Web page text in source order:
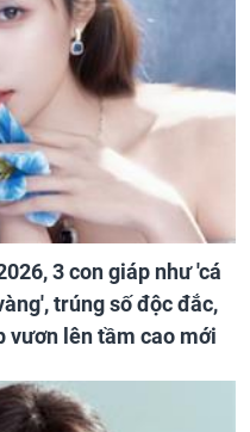
3 con giáp như 'cá
trúng số độc đắc,
vươn lên tầm cao mới